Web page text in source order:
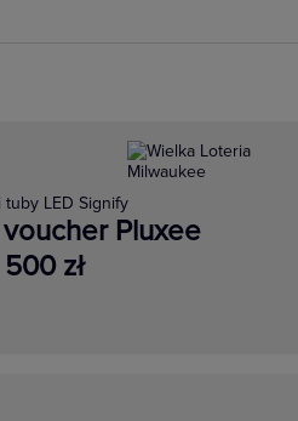
LED Signify
Pluxee
zł